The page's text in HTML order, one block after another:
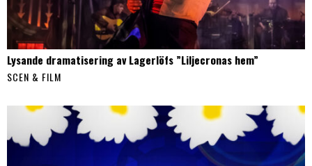
Lysande dramatisering av Lagerlöfs ”Liljecronas hem”
SCEN & FILM